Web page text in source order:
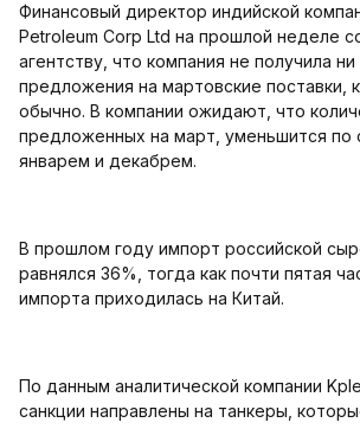
Финансовый директор индийской
Petroleum Corp Ltd на прошлой неделе
агентству, что компания не получила
предложения на мартовские поставки,
обычно. В компании ожидают, что
предложенных на март, уменьшится по
январем и декабрем.
В прошлом году импорт российской
равнялся 36%, тогда как почти пятая
импорта приходилась на Китай.
По данным аналитической компании
санкции направлены на танкеры,